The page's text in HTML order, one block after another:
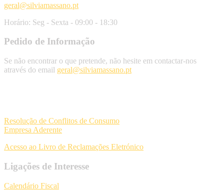
geral@silviamassano.pt
Horário: Seg - Sexta - 09:00 - 18:30
Pedido de Informação
Se não encontrar o que pretende, não hesite em contactar-nos
através do email geral@silviamassano.pt
Resolução de Conflitos de Consumo
Empresa Aderente
Acesso ao Livro de Reclamações Eletrónico
Ligações de Interesse
Calendário Fiscal